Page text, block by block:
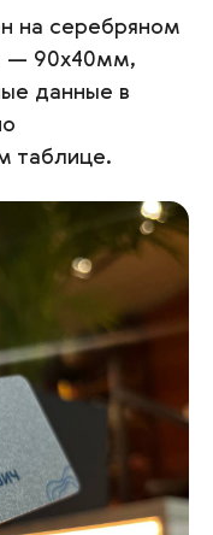
на серебряном
— 90х40мм,
данные в
таблице.